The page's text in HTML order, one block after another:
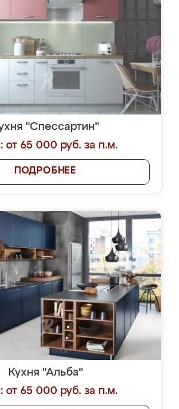
"Спессартин"
от 65 000 руб. за п.м.
ПОДРОБНЕЕ
Кухня "Альба"
от 65 000 руб. за п.м.